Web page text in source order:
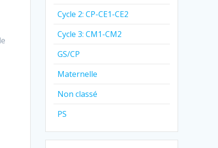
Cycle 2: CP-CE1-CE2
Cycle 3: CM1-CM2
GS/CP
Maternelle
Non classé
PS